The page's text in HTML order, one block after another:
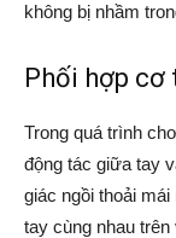
không bị nhầm
Phối hợp cơ
Trong quá trình
động tác giữa tay
giác ngồi thoải
tay cùng nhau